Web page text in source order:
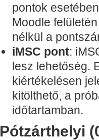
pontok
Moodle
nélkül a
iMSC pont:
lesz lehetőség.
kiértékelésen
kitölthető, a
időtartamban.
Pótzárthelyi